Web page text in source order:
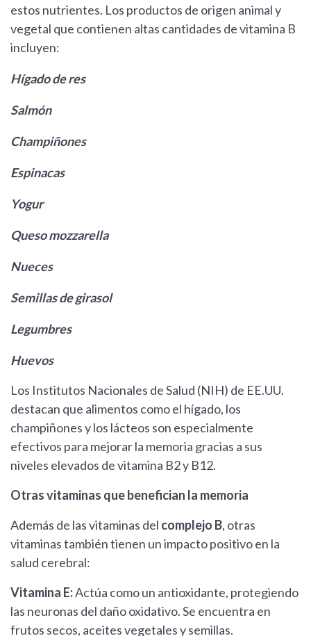
estos nutrientes. Los productos de origen animal y
vegetal que contienen altas cantidades de vitamina B
incluyen:
Hígado de res
Salmón
Champiñones
Espinacas
Yogur
Queso mozzarella
Nueces
Semillas de girasol
Legumbres
Huevos
Los Institutos Nacionales de Salud (NIH) de EE.UU.
destacan que alimentos como el hígado, los
champiñones y los lácteos son especialmente
efectivos para mejorar la memoria gracias a sus
niveles elevados de vitamina B2 y B12.
Otras vitaminas que benefician la memoria
Además de las vitaminas del complejo B, otras
vitaminas también tienen un impacto positivo en la
salud cerebral:
Vitamina E:Actúa como un antioxidante, protegiendo
las neuronas del daño oxidativo. Se encuentra en
frutos secos, aceites vegetales y semillas.